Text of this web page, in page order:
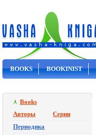
BOOKS BOOKINIST
Books
Авторы
Серии
Периодика